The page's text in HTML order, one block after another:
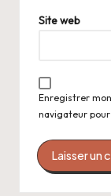
Site web
Enregistrer
navigateur